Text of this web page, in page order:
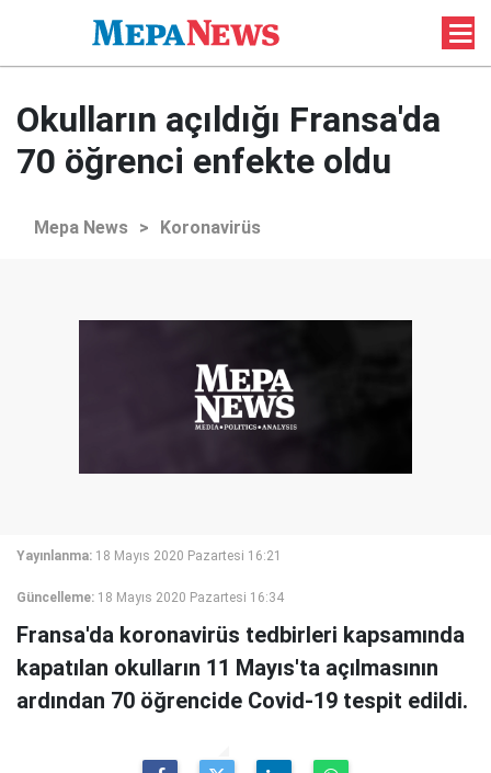
Okulların açıldığı Fransa'da
70 öğrenci enfekte oldu
Mepa News > Koronavirüs
Yayınlanma: 18 Mayıs 2020 Pazartesi 16:21
Güncelleme: 18 Mayıs 2020 Pazartesi 16:34
Fransa'da koronavirüs tedbirleri kapsamında
kapatılan okulların 11 Mayıs'ta açılmasının
ardından 70 öğrencide Covid-19 tespit edildi.